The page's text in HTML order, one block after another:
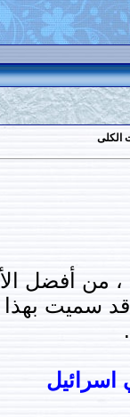
الكلى
، من أفضل
قد سميت
اسرائيل